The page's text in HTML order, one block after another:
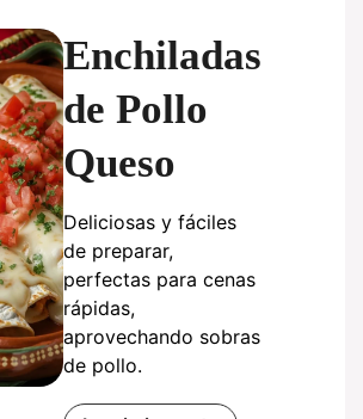
Enchiladas
de Pollo
Queso
Deliciosas y fáciles
de preparar,
perfectas para cenas
rápidas,
aprovechando sobras
de pollo.